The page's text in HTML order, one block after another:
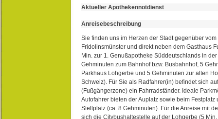
Aktueller Apothekennotdienst
Anreisebeschreibung
Sie finden uns im Herzen der Stadt gegenüber
Fridolinsmünster und direkt neben dem Gasthaus
Min. zur 1. Genußapotheke Süddeutschlands in
Gehminuten zum Bahnhof bzw. Busbahnhof, 5
Parkhaus Lohgerbe und 5 Gehminuten zur alten
Schweiz). Für Sie als Radfahrer(in) befindet sich
(Fußgängerzone) ein Fahrradständer. Ideale
Autofahrer bieten der Auplatz sowie beim Festplatz
Stellplatz (ca. 8 Gehminuten). Für die Anreise mit
sich die Citybushaltestelle auf der Lohgerbe (5